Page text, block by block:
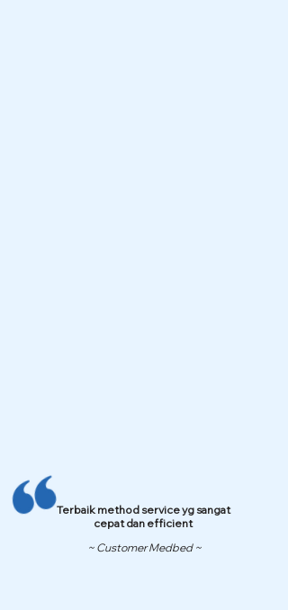
Terbaik method service yg sangat
cepat dan efficient
~ Customer Medbed ~